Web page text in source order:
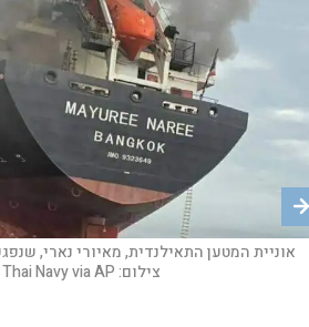
תמונת לוויין המציגה מבנים שניזוקו לאחר
האוויר חוואדריה ביום רביעי, 11 במרץ 2026, בבנדר עבאס, איראן |
תחנת דלק בטאלין, אסטוניה | צילום:AP/סרגיי גריץ
אוניית המטען התאילנדית, מאיורי נארי,
צילום:Navy via AP